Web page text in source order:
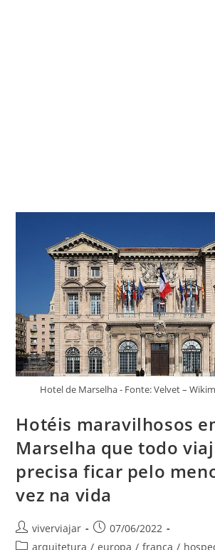
Hotel de Marselha - Fonte: Velvet –
Hotéis maravilhosos
Marselha que todo
precisa ficar pelo
vez na vida
Autor
do
viverviajar
Post
publicado:
07/06/2022
Categoria
arquitetura / europa / frança /